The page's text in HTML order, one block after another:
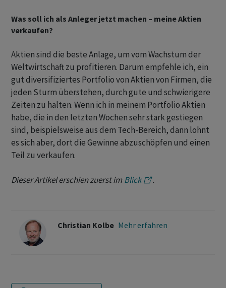
Was soll ich als Anleger jetzt machen – meine Aktien
verkaufen?
Aktien sind die beste Anlage, um vom Wachstum der
Weltwirtschaft zu profitieren. Darum empfehle ich, ein
gut diversifiziertes Portfolio von Aktien von Firmen, die
jeden Sturm überstehen, durch gute und schwierigere
Zeiten zu halten. Wenn ich in meinem Portfolio Aktien
habe, die in den letzten Wochen sehr stark gestiegen
sind, beispielsweise aus dem Tech-Bereich, dann lohnt
es sich aber, dort die Gewinne abzuschöpfen und einen
Teil zu verkaufen.
Dieser Artikel erschien zuerst imBlick .
Christian Kolbe Mehr erfahren